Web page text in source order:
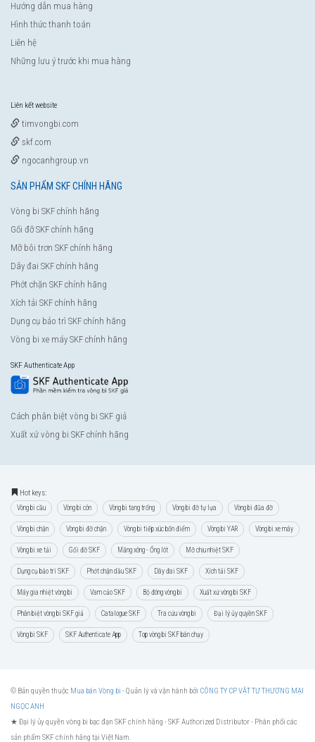
Hướng dẫn mua hàng
Hình thức thanh toán
Liên hệ
Những lưu ý trước khi mua hàng
Liên kết website
timvongbi.com
skf.com
ngocanhgroup.vn
SẢN PHẨM SKF CHÍNH HÃNG
Vòng bi SKF chính hãng
Gối đỡ SKF chính hãng
Mỡ bôi trơn SKF chính hãng
Dây đai SKF chính hãng
Phớt chặn SKF chính hãng
Xích tải SKF chính hãng
Dụng cụ bảo trì SKF chính hãng
Vòng bi xe máy SKF chính hãng
SKF Authenticate App
Cách phân biệt vòng bi SKF giả
Xuất xứ vòng bi SKF chính hãng
Hot keys:
Vòng bi cầu Vòng bi côn Vòng bi tang trống Vòng bi đỡ tự lựa Vòng bi đũa đỡ
Vòng bi chặn Vòng bi đỡ chặn Vòng bi tiếp xúc bốn điểm Vòng bi YAR Vòng bi xe máy
Vòng bi xe tải Gối đỡ SKF Măng xông - Ống lót Mỡ chịu nhiệt SKF
Dụng cụ bảo trì SKF Phớt chặn dầu SKF Dây đai SKF Xích tải SKF
Máy gia nhiệt vòng bi Vam cảo SKF Bộ đóng vòng bi Xuất xứ vòng bi SKF
Phân biệt vòng bi SKF giả Catalogue SKF Tra cứu vòng bi Đại lý ủy quyền SKF
Vòng bi SKF SKF Authenticate App Top vòng bi SKF bán chạy
© Bản quyền thuộc Mua bán Vòng bi - Quản lý và vận hành bởi CÔNG TY CP VẬT TƯ THƯƠNG MẠI
NGỌC ANH
★ Đại lý ủy quyền vòng bi bạc đạn SKF chính hãng -SKF Authorized Distributor- Phân phối các
sản phẩm SKF chính hãng tại Việt Nam.